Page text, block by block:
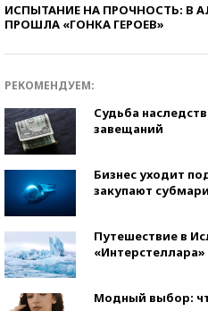
ИСПЫТАНИЕ НА ПРОЧНОСТЬ: В
ПРОШЛА «ГОНКА ГЕРОЕВ»
РЕКОМЕНДУЕМ:
Судьба
завещаний
Бизнес уходит
закупают
Путешествие в
«Интерстеллара»
Модный выбор: